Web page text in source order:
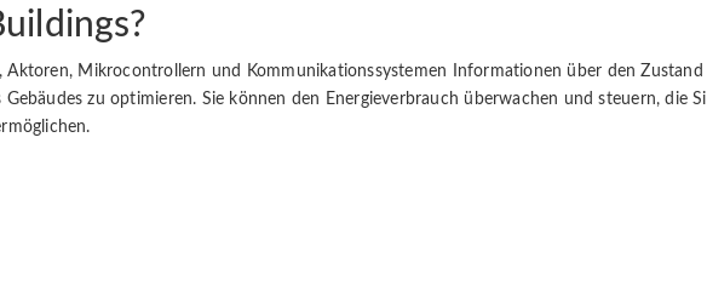
, Aktoren, Mikrocontrollern und Kommunikationssystemen Informationen über den Zustand
zu optimieren. Sie können den Energieverbrauch überwachen und steuern, die